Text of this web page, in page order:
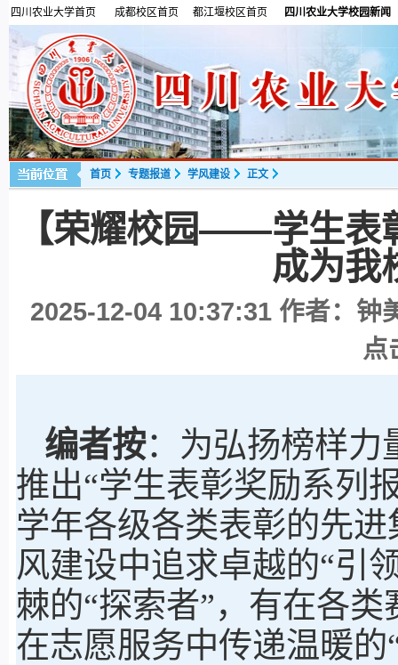
四川农业大学首页 成都校区首页 都江堰校区首页 四川农业大学校园新闻
首页 专题报道 学风建设 正文
【荣耀校园——学生表
成为我
2025-12-04 10:37:31作者：钟
点
编者按：为弘扬榜样力
推出“学生表彰奖励系列
学年各级各类表彰的先
风建设中追求卓越的“引
棘的“探索者”，有在各
在志愿服务中传递温暖